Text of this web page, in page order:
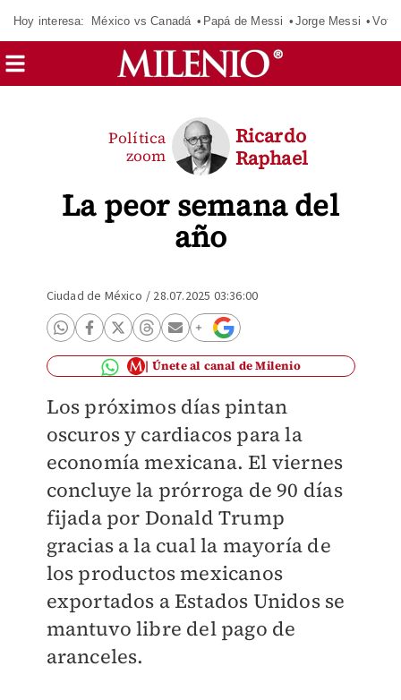
Hoy interesa: México vs Canadá Papá de Messi Jorge Messi
La peor semana del
año
Política
zoom
Ricardo
Raphael
Ciudad de México / 28.07.2025 03:36:00
Únete al canal de Milenio
Los próximos días pintan
oscuros y cardiacos para la
economía mexicana. El viernes
concluye la prórroga de 90 días
fijada por Donald Trump
gracias a la cual la mayoría de
los productos mexicanos
exportados a Estados Unidos se
mantuvo libre del pago de
aranceles.